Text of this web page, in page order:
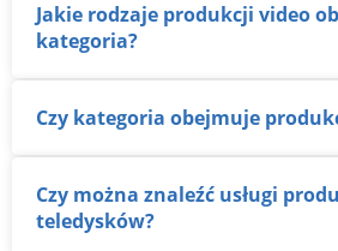
Jakie rodzaje produkcji video obejmuje ta
kategoria?
Czy kategoria obejmuje
Czy można znaleźć usługi produkcji
teledysków?